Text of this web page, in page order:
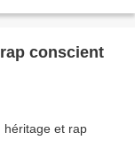
conscient